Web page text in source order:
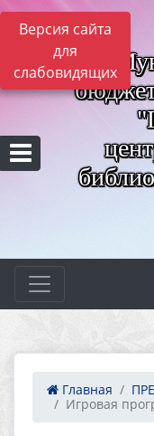
Версия сайта
для
слабовидящих
Главная
Игровая